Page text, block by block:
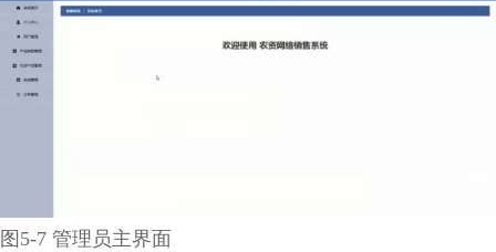
图5-7 管理员主界面